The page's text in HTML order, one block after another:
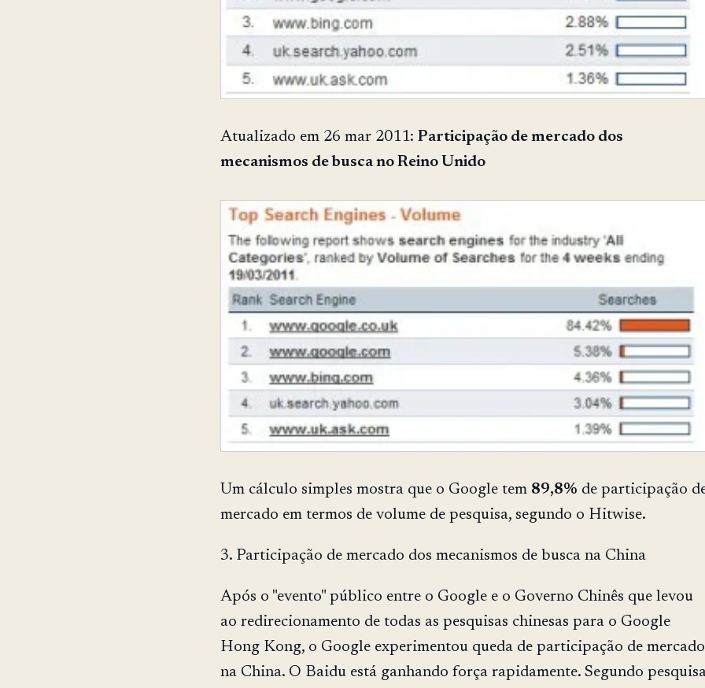
Atualizado em 26 mar 2011: Participação de mercado dos
mecanismos de busca no Reino Unido
Um cálculo simples mostra que o Google tem 89,8% de participação
mercado em termos de volume de pesquisa, segundo o Hitwise.
3. Participação de mercado dos mecanismos de busca na China
Após o "evento" público entre o Google e o Governo Chinês que levou
ao redirecionamento de todas as pesquisas chinesas para o Google
Hong Kong, o Google experimentou queda de participação de mercado
na China. O Baidu está ganhando força rapidamente. Segundo